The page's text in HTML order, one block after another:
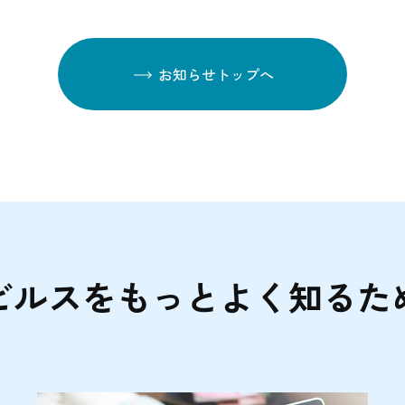
お知らせトップへ
ルスをもっとよく知るた